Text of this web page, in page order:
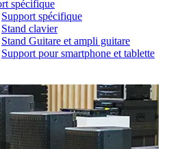
spécifique
Support spécifique
Stand clavier
Stand Guitare et ampli guitare
Support pour smartphone et tablette